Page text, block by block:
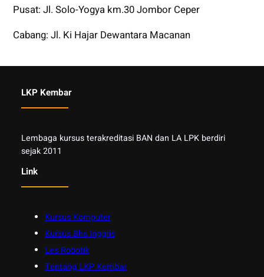
Pusat: Jl. Solo-Yogya km.30 Jombor Ceper
Cabang: Jl. Ki Hajar Dewantara Macanan
LKP Kembar
Lembaga kursus terakreditasi BAN dan LA LPK berdiri
sejak 2011
Link
Kursus Komputer
Kursus Bhs Inggris
Les Robotik
Tentang LKP Kembar